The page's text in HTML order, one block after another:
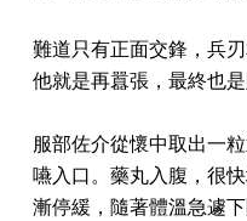
難道只有正面交鋒，兵
他就是再囂張，最終也是
服部佐介從懷中取出一
嚥入口。藥丸入腹，很
漸停緩，隨著體溫急遽